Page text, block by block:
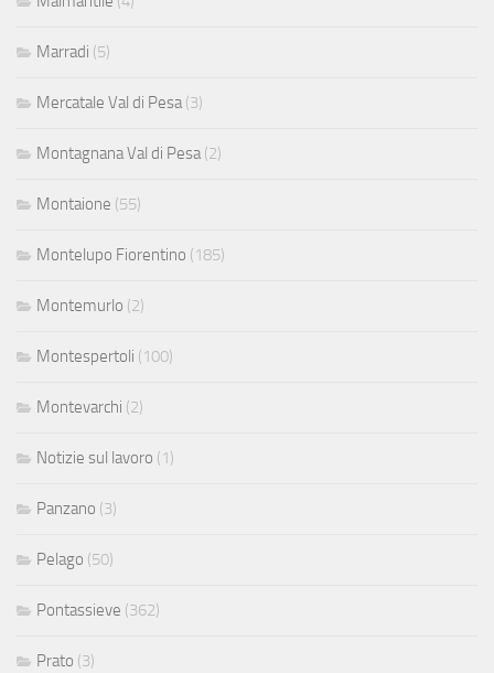
Marradi (5)
Mercatale Val di Pesa(3)
Montagnana Val di Pesa(2)
Montaione (55)
Montelupo Fiorentino (185)
Montemurlo (2)
Montespertoli (100)
Montevarchi (2)
Notizie sul lavoro (1)
Panzano (3)
Pelago (50)
Pontassieve (362)
Prato (3)